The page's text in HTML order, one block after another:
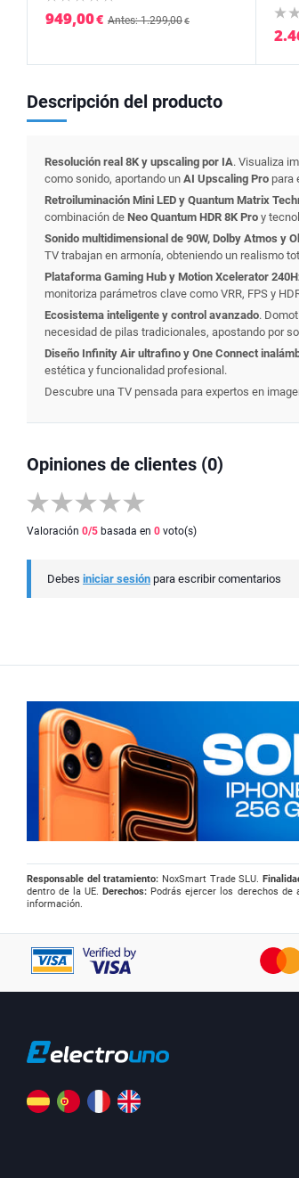
949,00€ Antes: 1.299,00€
Descripción del producto
Resolución real 8K y upscaling por IA. Visualiza
como sonido, aportando un AI Upscaling Pro para
Retroiluminación Mini LED y Quantum Matrix
combinación de Neo Quantum HDR 8K Pro y
Sonido multidimensional de 90W, Dolby Atmos y
TV trabajan en armonía, obteniendo un realismo
Plataforma Gaming Hub y Motion Xcelerator
monitoriza parámetros clave como VRR, FPS y
Ecosistema inteligente y control avanzado.
necesidad de pilas tradicionales, apostando por
Diseño Infinity Air ultrafino y One Connect
estética y funcionalidad profesional.
Descubre una TV pensada para expertos en
Opiniones de clientes (0)
Valoración 0/5 basada en 0 voto(s)
Debes iniciar sesión para escribir comentarios
Responsable del tratamiento: NoxSmart Trade SLU.
dentro de la UE.Derechos: Podrás ejercer los derechos
información.